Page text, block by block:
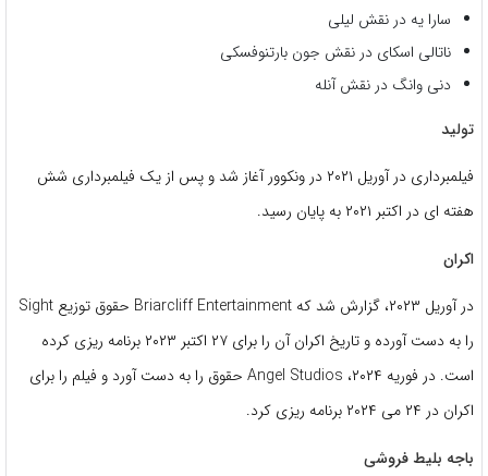
سارا یه در نقش لیلی
ناتالی اسکای در نقش جون بارتنوفسکی
دنی وانگ در نقش آنله
تولید
فیلمبرداری در آوریل ۲۰۲۱ در ونکوور آغاز شد و پس از یک فیلمبرداری شش
هفته ای در اکتبر ۲۰۲۱ به پایان رسید.
اکران
در آوریل ۲۰۲۳، گزارش شد که Briarcliff Entertainment حقوق توزیع Sight
را به دست آورده و تاریخ اکران آن را برای ۲۷ اکتبر ۲۰۲۳ برنامه ریزی کرده
است. در فوریه ۲۰۲۴، Angel Studios حقوق را به دست آورد و فیلم را برای
اکران در ۲۴ می ۲۰۲۴ برنامه ریزی کرد.
باجه بلیط فروشی